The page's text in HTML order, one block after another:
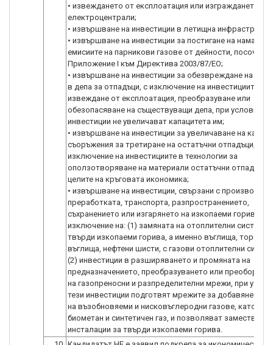
• извеждането от експлоатация или изграждането на
електроцентрали;
• извършване на инвестиции в летищна
• извършване на инвестиции за постигане на
емисиите на парникови газове от дейности, посочени
Приложение I към Директива 2003/87/ЕО;
• извършване на инвестиции за обезвреждане на
в депа за отпадъци, с изключение на инвестициите за
извеждане от експлоатация, преобразуване или
обезопасяване на съществуващи депа, при условие че
инвестиции не увеличават капацитета им;
• извършване на инвестиции за увеличаване на
съоръжения за третиране на остатъчни отпадъци, с
изключение на инвестициите в технологии за
оползотворяване на материали остатъчни отпадъци
целите на кръговата икономика;
• извършване на инвестиции, свързани с
преработката, транспорта, разпространението,
съхранението или изгарянето на изкопаеми горива, с
изключение на: (1) замяната на отоплителни системи
твърди изкопаеми горива, а именно въглища, торф,
въглища, нефтени шисти, с газови отоплителни
(2) инвестиции в разширяването и промяната на
предназначението, преобразуването или
на газопреносни и разпределителни мрежи, при
тези инвестиции подготвят мрежите за добавяне в
на възобновяеми и нисковъглеродни газове, като
биометан и синтетичен газ, и позволяват
инсталации за твърди изкопаеми горива.